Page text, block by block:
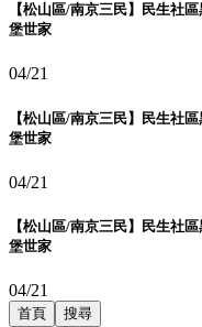
【松山區/南京三民】民生社
堡世家
04/21
【松山區/南京三民】民生社
堡世家
04/21
【松山區/南京三民】民生社
堡世家
04/21
首頁 搜尋